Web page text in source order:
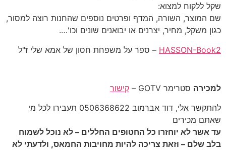
שקל ללקוח למצוא:
שם המוצר, השורה, המדף ופרטים נוספים שהחנות רוצה למסור,
כגון משקל, מחיר, יצרנים או יבואנים שונים וכו'….
HASSON-Book2 – ספר על משפחת חסון של אמא שלי ז"ל
למכירה סטרימר GOTV –
קישור
להתקשר אלי, דוד אברמוב 0506368622 תעבירו לכל מי
שאתם מכירים
עד אשר לא יוחזרו כל החטופים החללים – לא נוכל לשמוח
בלב שלם – וזאת צריכה להיות מחויבות החמאס, ולדעתי לא